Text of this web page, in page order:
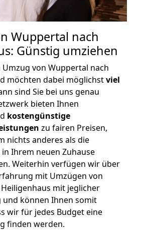
Wuppertal nach
Günstig umziehen
Umzug von Wuppertal nach
möchten dabei möglichstviel
sind Sie bei uns genau
bieten Ihnen
kostengünstige
zu fairen Preisen,
nichts anderes als die
Ihrem neuen Zuhause
Weiterhin verfügen wir über
mit Umzügen von
mit jeglicher
können Ihnen somit
wir für jedes Budget eine
finden werden.